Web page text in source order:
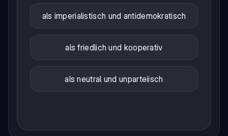
als imperialistisch und antidemokratisch
als friedlich und kooperativ
als neutral und unparteiisch